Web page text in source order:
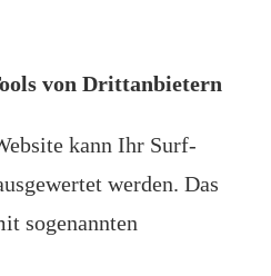
von Dritt­anbietern
kann Ihr Surf-
werden. Das
sogenannten